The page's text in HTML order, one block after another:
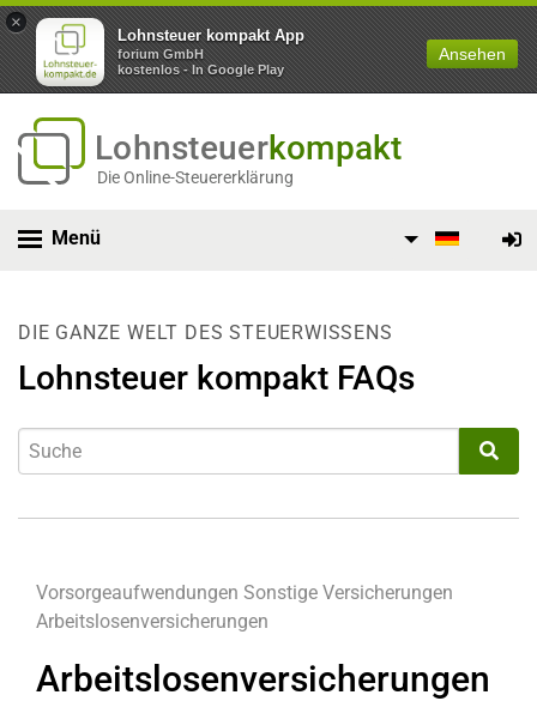
×
Lohnsteuer kompakt App
forium GmbH
kostenlos - In Google Play
Ansehen
Lohnsteuerkompakt
Die Online-Steuererklärung
Menü
DIE GANZE WELT DES STEUERWISSENS
Lohnsteuer kompakt FAQs
Vorsorgeaufwendungen Sonstige Versicherungen
Arbeitslosenversicherungen
Arbeitslosenversicherungen